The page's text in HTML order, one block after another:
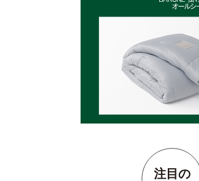
注目の